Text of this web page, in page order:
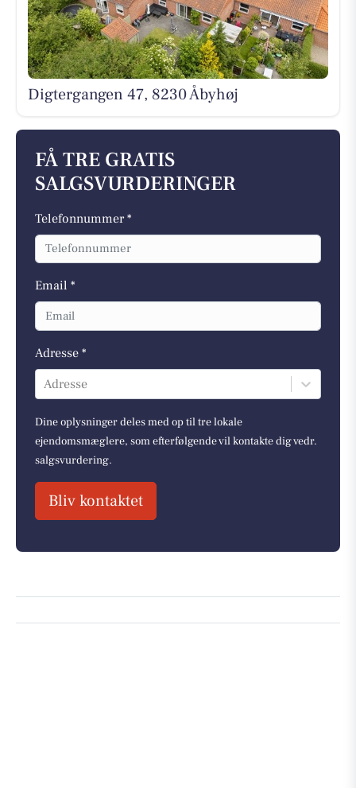
Digtergangen 47, 8230 Åbyhøj
FÅ TRE GRATIS
SALGSVURDERINGER
Telefonnummer *
Email *
Adresse *
Adresse
Dine oplysninger deles med op til tre lokale
ejendomsmæglere, som efterfølgende vil kontakte dig vedr.
salgsvurdering.
Bliv kontaktet